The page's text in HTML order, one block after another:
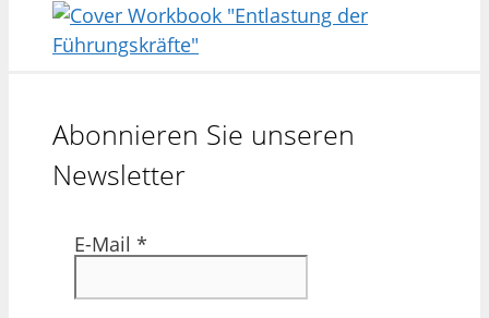
Abonnieren Sie unseren
Newsletter
E-Mail *